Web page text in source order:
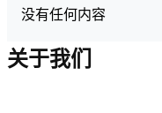
没有任何内容
关于我们